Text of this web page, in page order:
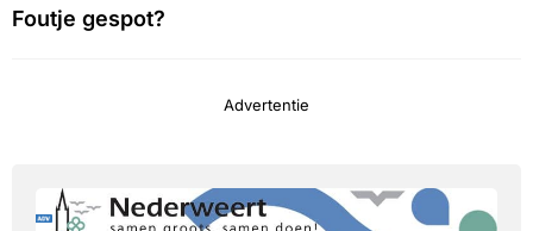
Foutje gespot?
Advertentie